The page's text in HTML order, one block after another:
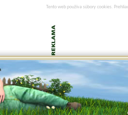
Tento web používa súbory cookies.